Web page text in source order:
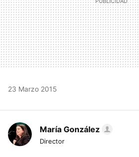
23 Marzo 2015
María González
Director